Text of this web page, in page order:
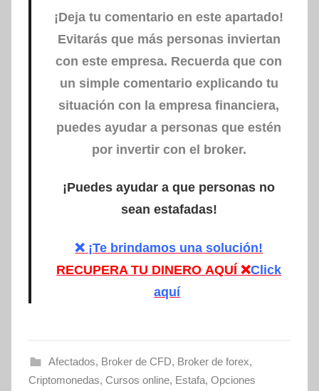
¡Deja tu comentario en este apartado!
Evitarás que más personas inviertan
con este empresa. Recuerda que con
un simple comentario explicando tu
situación con la empresa financiera,
puedes ayudar a personas que estén
por invertir con el broker.
¡Puedes ayudar a que personas no
sean estafadas!
❌ ¡Te brindamos una solución!
RECUPERA TU DINERO AQUÍ ❌Click
aquí
Afectados, Broker de CFD, Broker de forex,
Criptomonedas, Cursos online, Estafa, Opciones